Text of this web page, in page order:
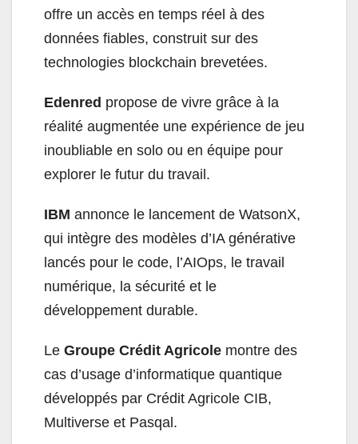
offre un accès en temps réel à des
données fiables, construit sur des
technologies blockchain brevetées.
Edenred propose de vivre grâce à la
réalité augmentée une expérience de jeu
inoubliable en solo ou en équipe pour
explorer le futur du travail.
IBM annonce le lancement de WatsonX,
qui intègre des modèles d’IA générative
lancés pour le code, l’AIOps, le travail
numérique, la sécurité et le
développement durable.
Le Groupe Crédit Agricole montre des
cas d’usage d’informatique quantique
développés par Crédit Agricole CIB,
Multiverse et Pasqal.